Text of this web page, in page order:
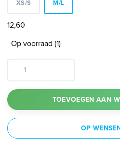
XS/S M/L
12,60
Op voorraad (1)
TOEVOEGEN AAN
OP